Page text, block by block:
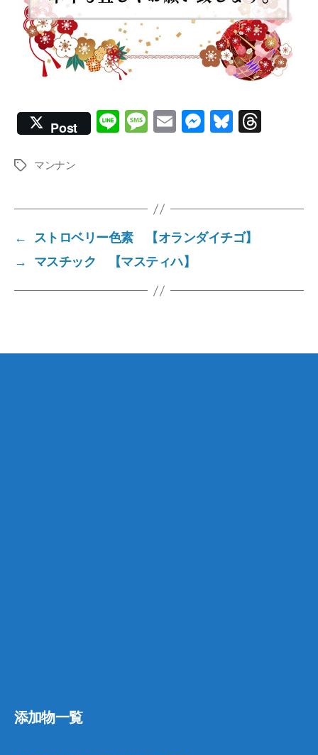
Post
Li
M
g
e
E
M
n
g
Bl
y
d
Tags マンナン
←
ストロベリー色素 【オランダイチゴ】
→
マスチック 【マスティハ】
添加物一覧